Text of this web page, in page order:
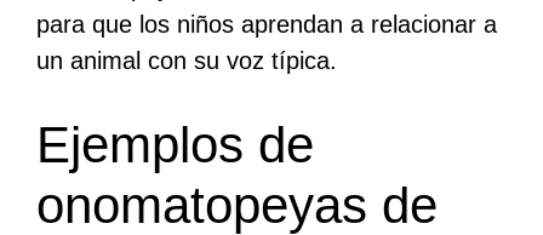
para que los niños aprendan a relacionar a
un animal con su voz típica.
Ejemplos de
onomatopeyas de